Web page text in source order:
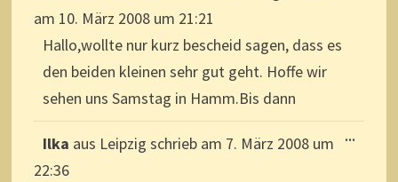
am 10. März 2008 um 21:21
Hallo,wollte nur kurz bescheid sagen, dass es
den beiden kleinen sehr gut geht. Hoffe wir
sehen uns Samstag in Hamm.Bis dann
Ilka aus Leipzig schrieb am 7. März 2008 um
22:36
...